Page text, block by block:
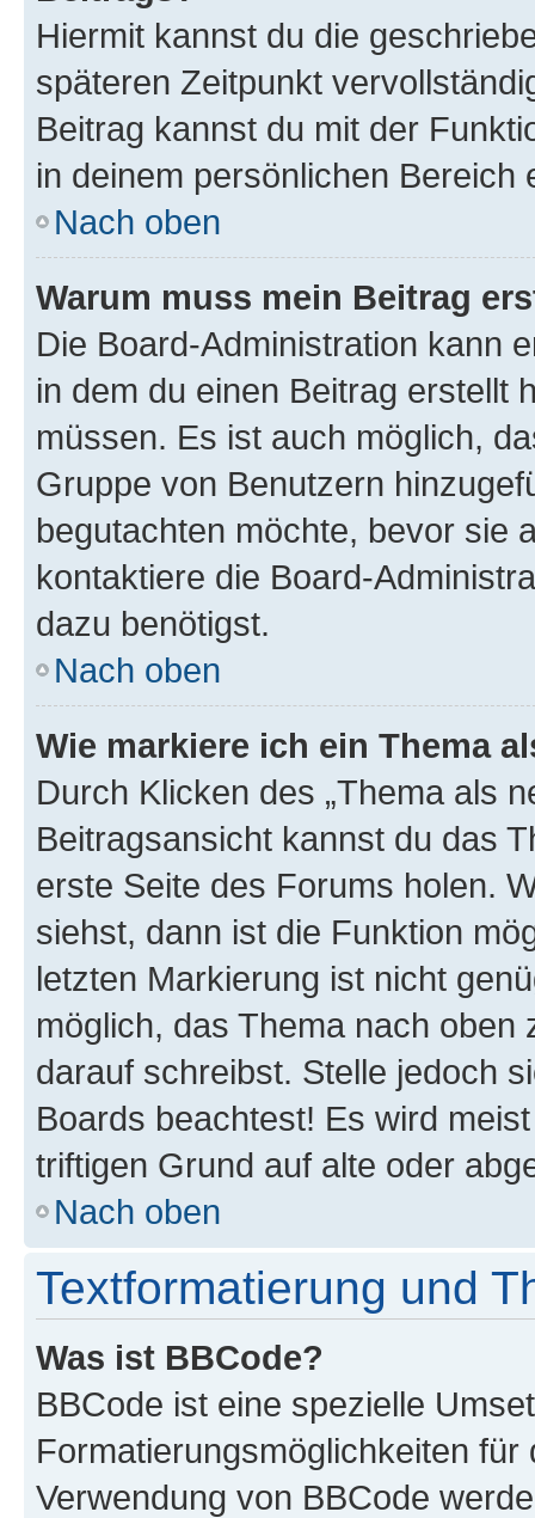
Hiermit kannst du die
späteren Zeitpunkt
Beitrag kannst du mit der
in deinem persönlichen Bereich
Nach oben
Warum muss mein Beitrag
Die Board-Administration kann
in dem du einen Beitrag erstellt
müssen. Es ist auch möglich,
Gruppe von Benutzern
begutachten möchte, bevor sie
kontaktiere die Board-
dazu benötigst.
Nach oben
Wie markiere ich ein Thema
Durch Klicken des „Thema als
Beitragsansicht kannst du das
erste Seite des Forums holen.
siehst, dann ist die Funktion
letzten Markierung ist nicht
möglich, das Thema nach oben
darauf schreibst. Stelle jedoch
Boards beachtest! Es wird
triftigen Grund auf alte oder
Nach oben
Textformatierung und
Was ist BBCode?
BBCode ist eine spezielle
Formatierungsmöglichkeiten
Verwendung von BBCode